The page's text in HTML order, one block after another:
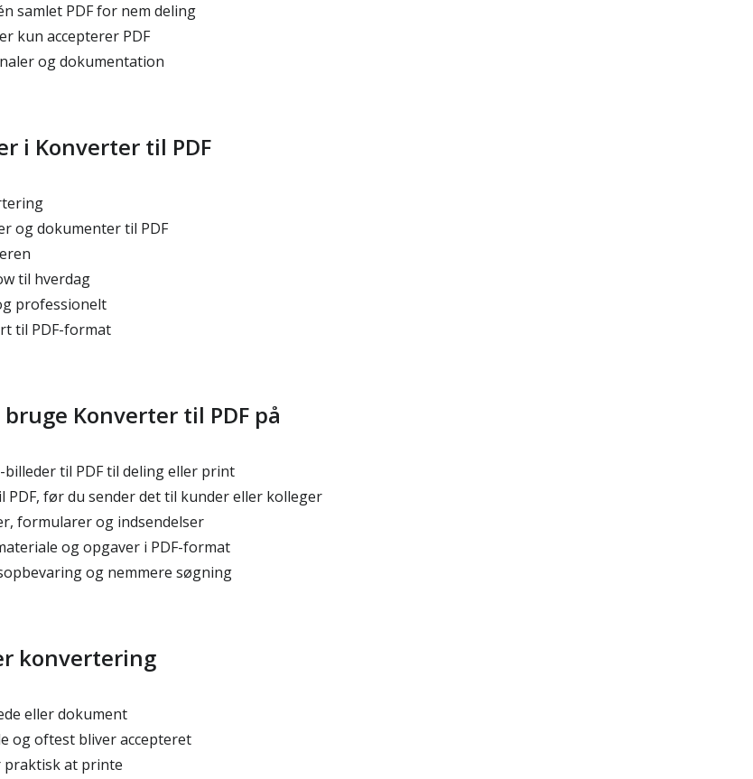
samlet PDF for nem deling
kun accepterer PDF
og dokumentation
i Konverter til PDF
og dokumenter til PDF
til hverdag
professionelt
til PDF-format
Konverter til PDF på
billeder til PDF til deling eller print
før du sender det til kunder eller kolleger
formularer og indsendelser
og opgaver i PDF-format
og nemmere søgning
konvertering
eller dokument
og oftest bliver accepteret
praktisk at printe